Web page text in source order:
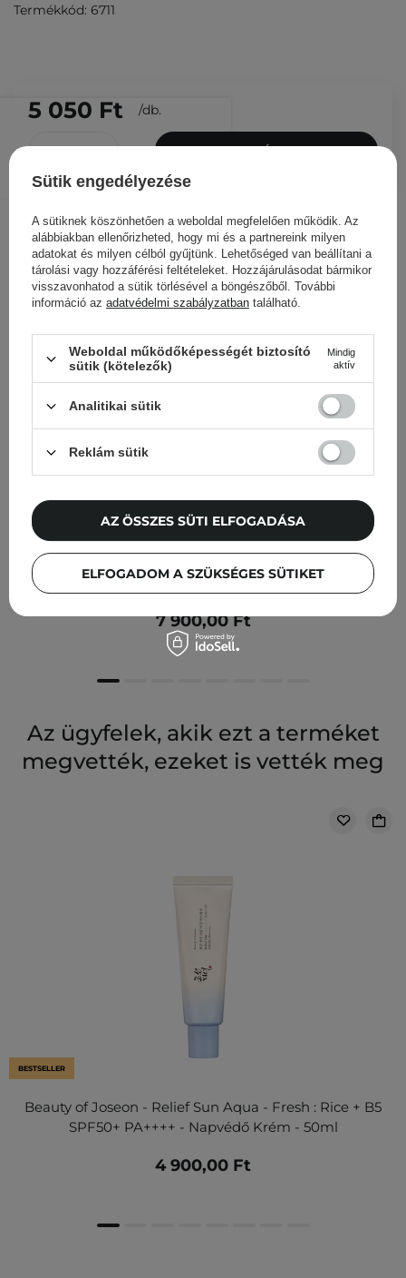
5 050 Ft /db.
KOSÁRBA
Termékkód: 6711
Más ügyfeleink ezeket is
nézegették
Aurumaris - Tripeptide Skin DNA Rejuvenation -
Ránctalanító Arckrém - 50ml
7 900,00 Ft
Az ügyfelek, akik ezt a terméket
megvették, ezeket is vették meg
BESTSELLER
Beauty of Joseon - Relief Sun Aqua - Fresh : Rice + B5
SPF50+ PA++++ - Napvédő Krém - 50ml
4 900,00 Ft
Sütik engedélyezése
A sütiknek köszönhetően a weboldal megfelelően működik. Az
alábbiakban ellenőrizheted, hogy mi és a partnereink milyen
adatokat és milyen célból gyűjtünk. Lehetőséged van beállítani a
tárolási vagy hozzáférési feltételeket. Hozzájárulásodat bármikor
visszavonhatod a sütik törlésével a böngészőből. További
információ az adatvédelmi szabályzatban található.
Weboldal működőképességét biztosító
sütik (kötelezők)
Mindig
aktív
Analitikai sütik
Reklám sütik
ELFOGADOM A SZÜKSÉGES SÜTIKET
AZ ÖSSZES SÜTI ELFOGADÁSA